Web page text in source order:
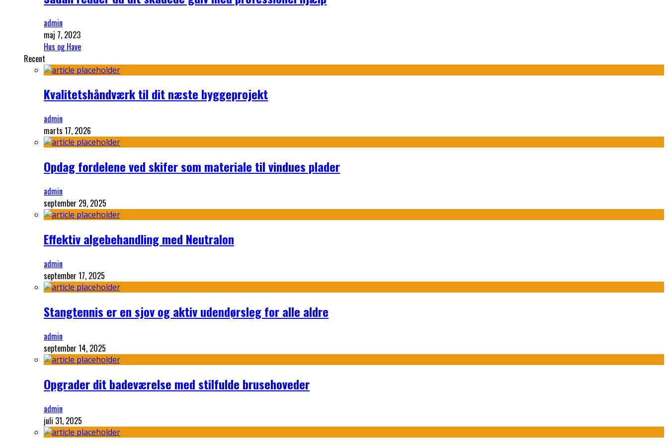
admin
maj 7, 2023
Hus og Have
Recent
Kvalitetshåndværk til dit næste byggeprojekt
admin
marts 17, 2026
Opdag fordelene ved skifer som materiale til vindues plader
admin
september 29, 2025
Effektiv algebehandling med Neutralon
admin
september 17, 2025
Stangtennis er en sjov og aktiv udendørsleg for alle aldre
admin
september 14, 2025
Opgrader dit badeværelse med stilfulde brusehoveder
admin
juli 31, 2025